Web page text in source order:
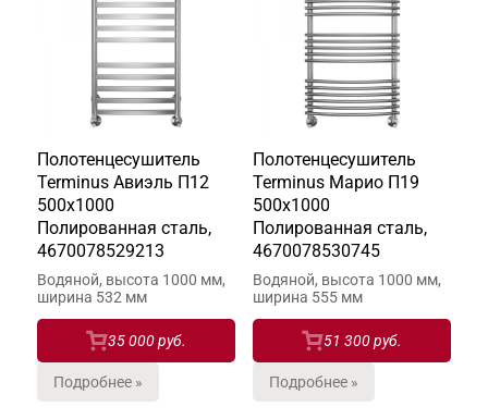
Полотенцесушитель
Terminus Авиэль П12
500х1000
Полированная сталь,
4670078529213
Водяной, высота 1000 мм,
ширина 532 мм
35 000 руб.
Подробнее »
Полотенцесушитель
Terminus Марио П19
500х1000
Полированная сталь,
4670078530745
Водяной, высота 1000 мм,
ширина 555 мм
51 300 руб.
Подробнее »